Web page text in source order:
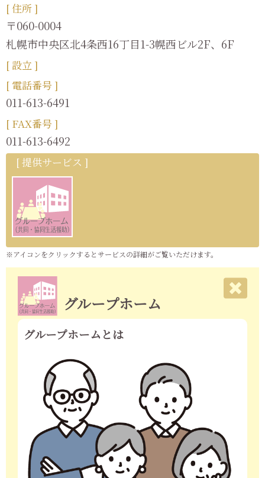
[ 住所 ]
〒060-0004
札幌市中央区北4条西16丁目1-3幌西ビル2F、6F
[ 設立 ]
[ 電話番号 ]
011-613-6491
[ FAX番号 ]
011-613-6492
[ 提供サービス ]
※アイコンをクリックするとサービスの詳細がご覧いただけます。
グループホーム
グループホームとは